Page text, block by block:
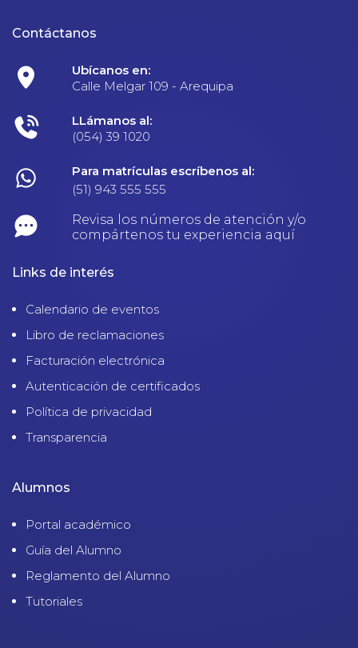
Contáctanos
Ubícanos en:
Calle Melgar 109 - Arequipa
LLámanos al:
(054) 39 1020
Para matrículas escríbenos al:
(51) 943 555 555
Revisa los números de atención y/o
compártenos tu experiencia aquí
Links de interés
Calendario de eventos
Libro de reclamaciones
Facturación electrónica
Autenticación de certificados
Política de privacidad
Transparencia
Alumnos
Portal académico
Guía del Alumno
Reglamento del Alumno
Tutoriales